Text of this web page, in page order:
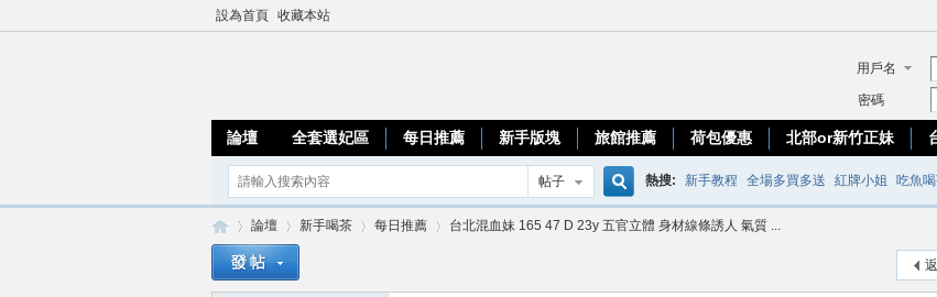
設為首頁 收藏本站
用戶名
密碼
論壇 全套選妃區 每日推薦 新手版塊 旅館推薦 荷包優惠 北部or新竹正妹
帖子
搜
熱搜: 新手教程 全場多買多送 紅牌小姐 吃魚
優質台妹
論壇 新手喝茶 每日推薦 台北混血妹 165 47 D 23y 五官立體 身材線條誘人 氣質 ...